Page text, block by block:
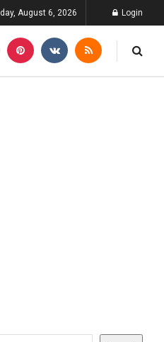
August 6, 2026 Login